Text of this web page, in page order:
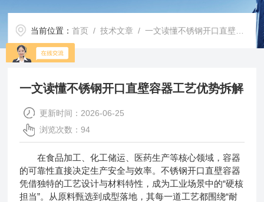
当前位置：首页 /技术文章 / 一文读懂不锈钢开口直壁容器工艺优势拆解
一文读懂不锈钢开口直壁容器工艺优势拆解
更新时间：2026-06-25
浏览次数：94
在食品加工、化工储运、医药生产等核心领域，容器
的可靠性直接决定生产安全与效率。不锈钢开口直壁容器
凭借独特的工艺设计与材料特性，成为工业场景中的“硬核
担当”。从原料甄选到成型落地，其每一道工艺都围绕“耐